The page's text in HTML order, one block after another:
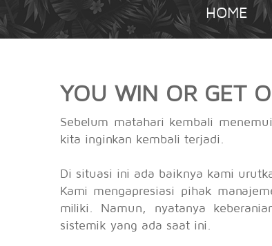
HOME
YOU WIN OR GET
Sebelum matahari kembali
kita inginkan kembali terjadi.
Di situasi ini ada baiknya kami
Kami mengapresiasi pihak
miliki. Namun, nyatanya
sistemik yang ada saat ini.